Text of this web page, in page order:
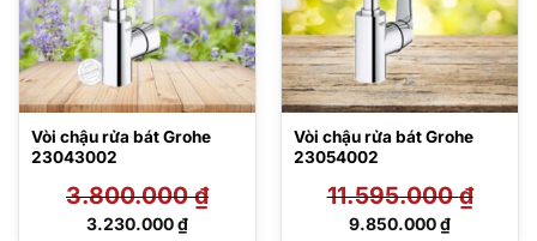
Vòi chậu rửa bát Grohe
23043002
3.800.000₫
Giá
3.230.000₫
Vòi chậu rửa bát Grohe
23054002
11.595.000₫
Giá
9.850.000₫